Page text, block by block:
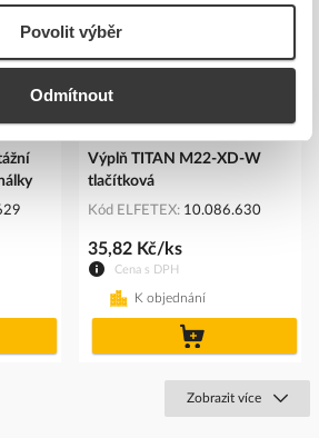
Povolit výběr
Odmítnout
Výplň TITAN M22-XD-W
tlačítková
Kód ELFETEX 10.086.630
Cena s DPH
35,82 Kč/ks
K objednání
Zobrazit více